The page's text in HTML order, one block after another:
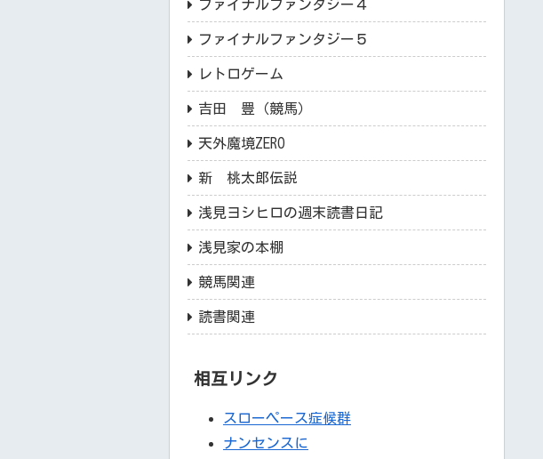
ファイナルファンタジー４
ファイナルファンタジー５
レトロゲーム
吉田 豊（競馬）
天外魔境ZERO
新 桃太郎伝説
浅見ヨシヒロの週末読書日記
浅見家の本棚
競馬関連
読書関連
相互リンク
スローペース症候群
ナンセンスに